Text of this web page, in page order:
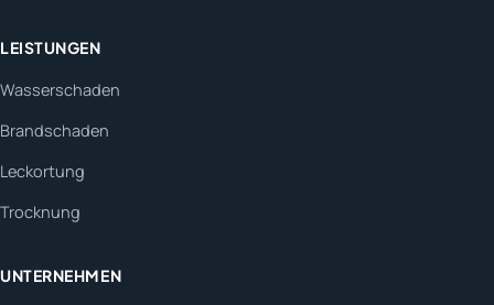
LEISTUNGEN
Wasserschaden
Brandschaden
Leckortung
Trocknung
UNTERNEHMEN